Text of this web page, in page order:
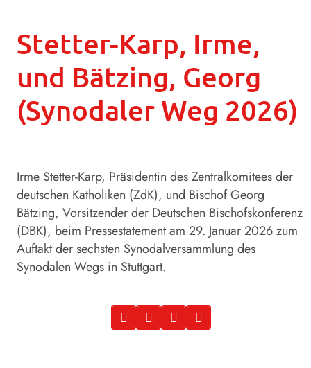
Stetter-Karp, Irme,
und Bätzing, Georg
(Synodaler Weg 2026)
Irme Stetter-Karp, Präsidentin des Zentralkomitees der
deutschen Katholiken (ZdK), und Bischof Georg
Bätzing, Vorsitzender der Deutschen Bischofskonferenz
(DBK), beim Pressestatement am 29. Januar 2026 zum
Auftakt der sechsten Synodalversammlung des
Synodalen Wegs in Stuttgart.